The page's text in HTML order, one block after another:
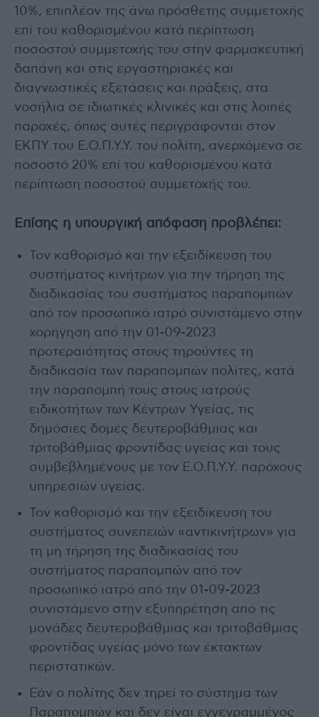
10%, επιπλέον της άνω πρόσθετης συμμετοχής
επί του καθορισμένου κατά περίπτωση
ποσοστού συμμετοχής του στην φαρμακευτική
δαπάνη και στις εργαστηριακές και
διαγνωστικές εξετάσεις και πράξεις, στα
νοσήλια σε ιδιωτικές κλινικές και στις λοιπές
παροχές, όπως αυτές περιγράφονται στον
ΕΚΠΥ του Ε.Ο.Π.Υ.Υ. του πολίτη, ανερχόμενα σε
ποσοστό 20% επί του καθορισμένου κατά
περίπτωση ποσοστού συμμετοχής του.
Επίσης η υπουργική απόφαση προβλέπει:
Τον καθορισμό και την εξειδίκευση του
συστήματος κινήτρων για την τήρηση της
διαδικασίας του συστήματος παραπομπών
από τον προσωπικό ιατρό συνιστάμενο στην
χορήγηση από την 01-09-2023
προτεραιότητας στους τηρούντες τη
διαδικασία των παραπομπών πολίτες, κατά
την παραπομπή τους στους ιατρούς
ειδικοτήτων των Κέντρων Υγείας, τις
δημόσιες δομές δευτεροβάθμιας και
τριτοβάθμιας φροντίδας υγείας και τους
συμβεβλημένους με τον Ε.Ο.Π.Υ.Υ. παρόχους
υπηρεσιών υγείας.
Τον καθορισμό και την εξειδίκευση του
συστήματος συνεπειών «αντικινήτρων» για
τη μη τήρηση της διαδικασίας του
συστήματος παραπομπών από τον
προσωπικό ιατρό από την 01-09-2023
συνιστάμενο στην εξυπηρέτηση από τις
μονάδες δευτεροβάθμιας και τριτοβάθμιας
φροντίδας υγείας μόνο των έκτακτων
περιστατικών.
Εάν ο πολίτης δεν τηρεί το σύστημα των
Παραπομπών και δεν είναι εγγεγραμμένος